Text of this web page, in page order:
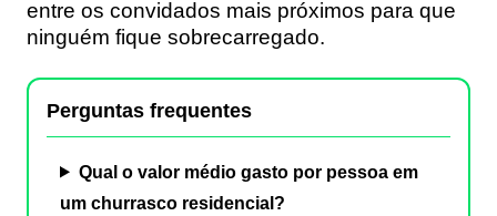
entre os convidados mais próximos para que
ninguém fique sobrecarregado.
Perguntas frequentes
Qual o valor médio gasto por pessoa em
um churrasco residencial?